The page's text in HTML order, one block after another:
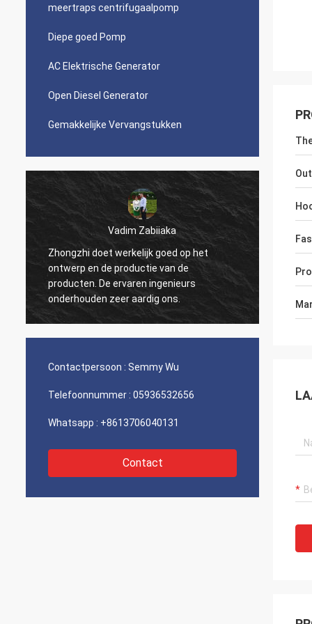
meertraps centrifugaalpomp
Diepe goed Pomp
AC Elektrische Generator
Open Diesel Generator
Gemakkelijke Vervangstukken
Vadim Zabiiaka
Zhongzhi doet werkelijk goed op het
ontwerp en de productie van de
producten. De ervaren ingenieurs
onderhouden zeer aardig ons.
Contactpersoon : Semmy Wu
Telefoonnummer : 05936532656
Whatsapp : +8613706040131
Contact